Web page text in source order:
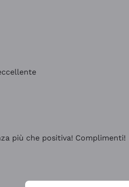
più che positiva! Complimenti!